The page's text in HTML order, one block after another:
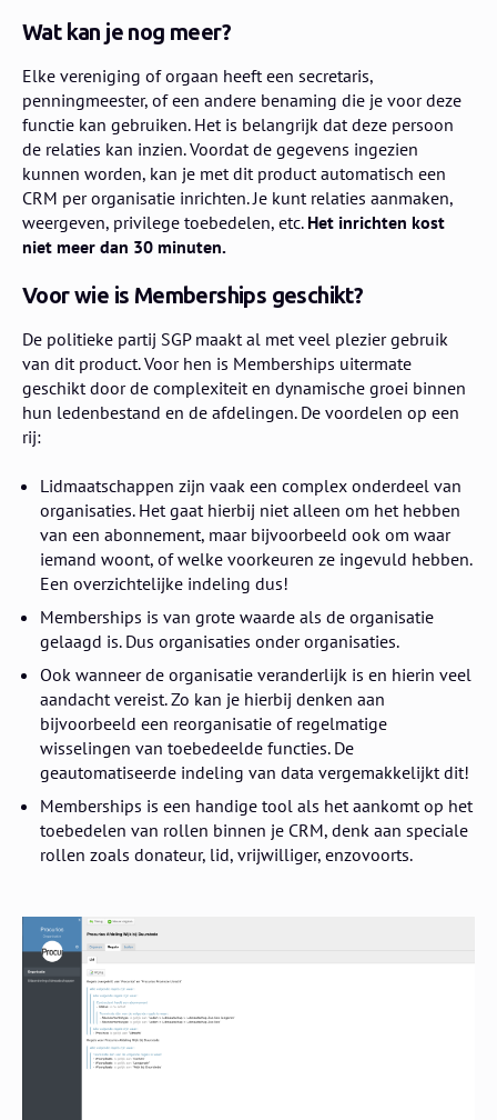
Wat kan je nog meer?
Elke vereniging of orgaan heeft een secretaris,
penningmeester, of een andere benaming die je voor deze
functie kan gebruiken. Het is belangrijk dat deze persoon
de relaties kan inzien. Voordat de gegevens ingezien
kunnen worden, kan je met dit product automatisch een
CRM per organisatie inrichten. Je kunt relaties aanmaken,
weergeven, privilege toebedelen, etc. Het inrichten kost
niet meer dan 30 minuten.
Voor wie is Memberships geschikt?
De politieke partij SGP maakt al met veel plezier gebruik
van dit product. Voor hen is Memberships uitermate
geschikt door de complexiteit en dynamische groei binnen
hun ledenbestand en de afdelingen. De voordelen op een
rij:
Lidmaatschappen zijn vaak een complex onderdeel van
organisaties. Het gaat hierbij niet alleen om het hebben
van een abonnement, maar bijvoorbeeld ook om waar
iemand woont, of welke voorkeuren ze ingevuld hebben.
Een overzichtelijke indeling dus!
Memberships is van grote waarde als de organisatie
gelaagd is. Dus organisaties onder organisaties.
Ook wanneer de organisatie veranderlijk is en hierin veel
aandacht vereist. Zo kan je hierbij denken aan
bijvoorbeeld een reorganisatie of regelmatige
wisselingen van toebedeelde functies. De
geautomatiseerde indeling van data vergemakkelijkt dit!
Memberships is een handige tool als het aankomt op het
toebedelen van rollen binnen je CRM, denk aan speciale
rollen zoals donateur, lid, vrijwilliger, enzovoorts.